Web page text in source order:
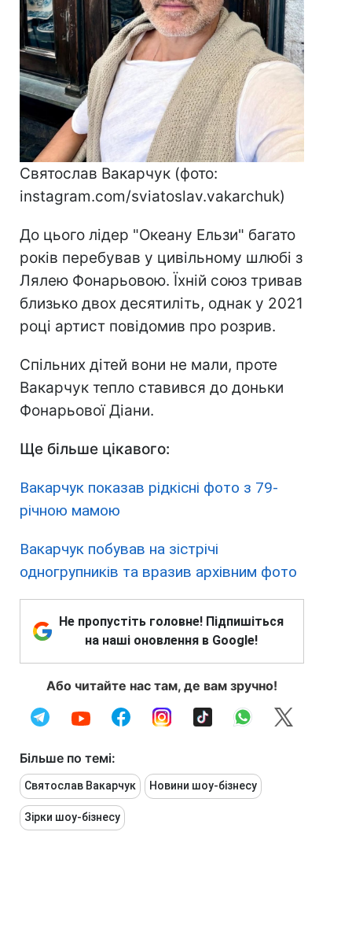
Святослав Вакарчук (фото:
instagram.com/sviatoslav.vakarchuk)
До цього лідер "Океану Ельзи" багато
років перебував у цивільному шлюбі з
Лялею Фонарьовою. Їхній союз тривав
близько двох десятиліть, однак у 2021
році артист повідомив про розрив.
Спільних дітей вони не мали, проте
Вакарчук тепло ставився до доньки
Фонарьової Діани.
Ще більше цікавого:
Вакарчук показав рідкісні фото з 79-
річною мамою
Вакарчук побував на зістрічі
одногрупників та вразив архівним фото
Не пропустіть головне! Підпишіться
на наші оновлення в Google!
Або читайте нас там, де вам зручно!
Більше по темі:
Святослав Вакарчук Новини шоу-бізнесу
Зірки шоу-бізнесу